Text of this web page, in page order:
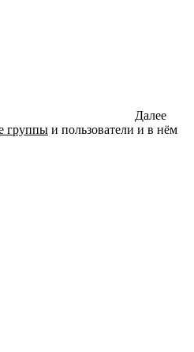
Далее
группы и пользователи и в нём